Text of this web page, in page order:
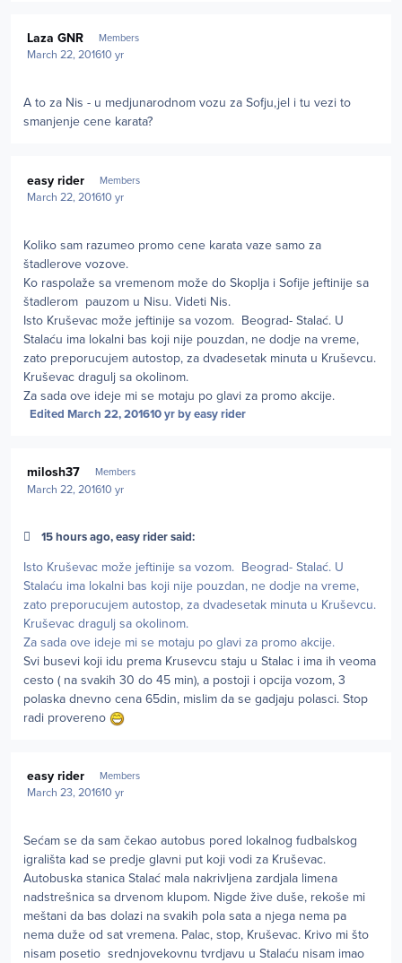
Laza GNR Members
March 22, 201610 yr
A to za Nis - u medjunarodnom vozu za Sofju,jel i tu vezi to
smanjenje cene karata?
easy rider Members
March 22, 201610 yr
Koliko sam razumeo promo cene karata vaze samo za
štadlerove vozove.
Ko raspolaže sa vremenom može do Skoplja i Sofije jeftinije sa
štadlerom pauzom u Nisu. Videti Nis.
Isto Kruševac može jeftinije sa vozom. Beograd- Stalać. U
Stalaću ima lokalni bas koji nije pouzdan, ne dodje na vreme,
zato preporucujem autostop, za dvadesetak minuta u Kruševcu.
Kruševac dragulj sa okolinom.
Za sada ove ideje mi se motaju po glavi za promo akcije.
Edited March 22, 201610 yrby easy rider
milosh37 Members
March 22, 201610 yr
15 hours ago, easy rider said:
Isto Kruševac može jeftinije sa vozom. Beograd- Stalać. U
Stalaću ima lokalni bas koji nije pouzdan, ne dodje na vreme,
zato preporucujem autostop, za dvadesetak minuta u Kruševcu.
Kruševac dragulj sa okolinom.
Za sada ove ideje mi se motaju po glavi za promo akcije.
Svi busevi koji idu prema Krusevcu staju u Stalac i ima ih veoma
cesto ( na svakih 30 do 45 min), a postoji i opcija vozom, 3
polaska dnevno cena 65din, mislim da se gadjaju polasci. Stop
radi provereno
easy rider Members
March 23, 201610 yr
Sećam se da sam čekao autobus pored lokalnog fudbalskog
igrališta kad se predje glavni put koji vodi za Kruševac.
Autobuska stanica Stalać mala nakrivljena zardjala limena
nadstrešnica sa drvenom klupom. Nigde žive duše, rekoše mi
meštani da bas dolazi na svakih pola sata a njega nema pa
nema duže od sat vremena. Palac, stop, Kruševac. Krivo mi što
nisam posetio srednjovekovnu tvrdjavu u Stalaću nisam imao